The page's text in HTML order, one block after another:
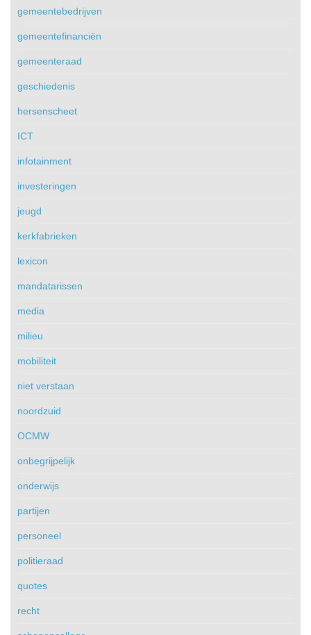
gemeentebedrijven
gemeentefinanciën
gemeenteraad
geschiedenis
hersenscheet
ICT
infotainment
investeringen
jeugd
kerkfabrieken
lexicon
mandatarissen
media
milieu
mobiliteit
niet verstaan
noordzuid
OCMW
onbegrijpelijk
onderwijs
partijen
personeel
politieraad
quotes
recht